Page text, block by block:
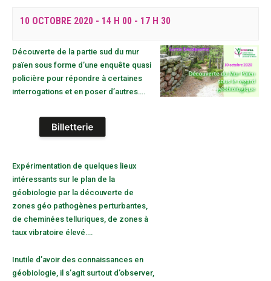
10 OCTOBRE 2020 - 14 H 00 - 17 H 30
Découverte de la partie sud du mur
païen sous forme d’une enquête quasi
policière pour répondre à certaines
interrogations et en poser d’autres….
Expérimentation de quelques lieux
intéressants sur le plan de la
géobiologie par la découverte de
zones géo pathogènes perturbantes,
de cheminées telluriques, de zones à
taux vibratoire élevé….
Inutile d’avoir des connaissances en
géobiologie, il s’agit surtout d’observer,